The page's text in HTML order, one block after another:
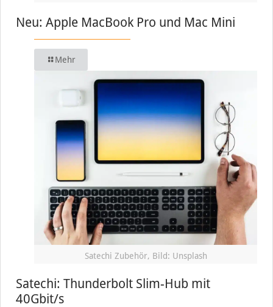
Neu: Apple MacBook Pro und Mac Mini
Mehr
Satechi Zubehör, Bild: Unsplash
Satechi: Thunderbolt Slim-Hub mit
40Gbit/s